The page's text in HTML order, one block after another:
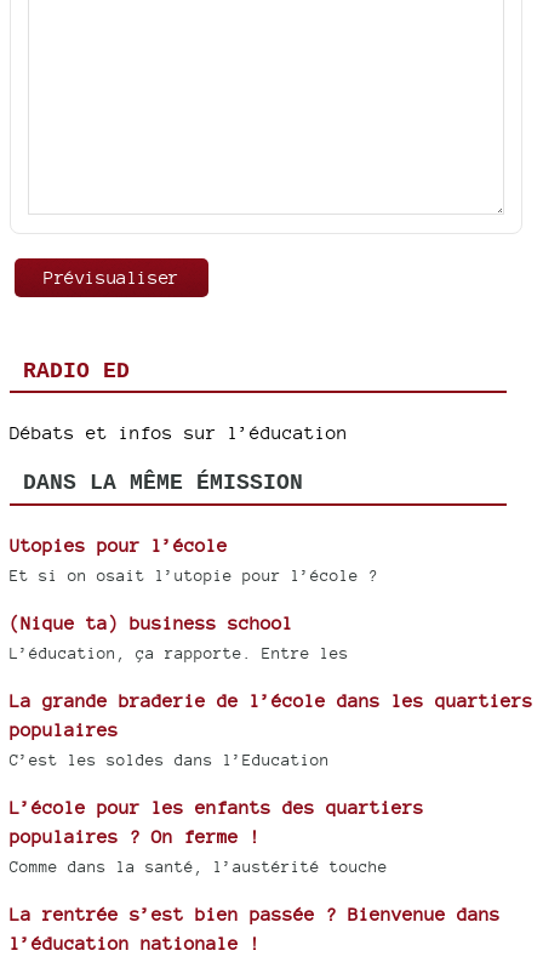
RADIO ED
Débats et infos sur l’éducation
DANS LA MÊME ÉMISSION
Utopies pour l’école
Et si on osait l’utopie pour l’école ?
(Nique ta) business school
L’éducation, ça rapporte. Entre les
La grande braderie de l’école dans les quartiers
populaires
C’est les soldes dans l’Education
L’école pour les enfants des quartiers
populaires ? On ferme !
Comme dans la santé, l’austérité touche
La rentrée s’est bien passée ? Bienvenue dans
l’éducation nationale !